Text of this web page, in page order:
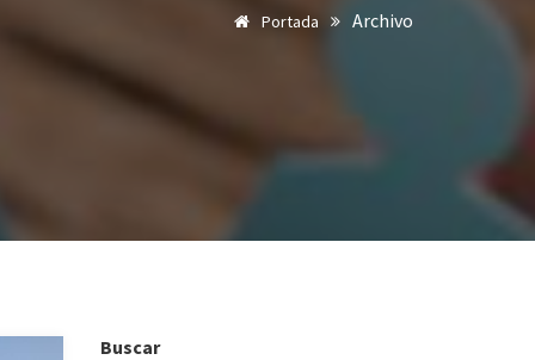
Portada Archivo
Buscar